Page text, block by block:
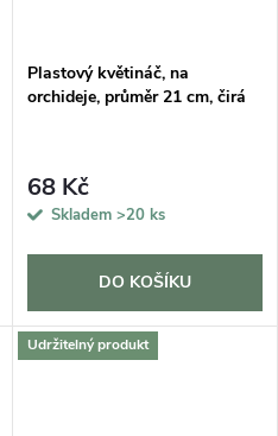
Plastový květináč, na
orchideje, průměr 21 cm, čirá
68 Kč
Skladem >20 ks
DO KOŠÍKU
Udržitelný produkt